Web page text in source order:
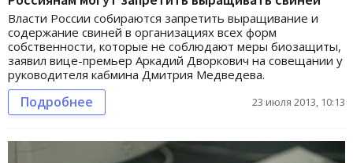
Власти России собираются запретить выращивание и
содержание свиней в организациях всех форм
собственности, которые не соблюдают меры биозащиты,
заявил вице-премьер Аркадий Дворкович на совещании у
руководителя кабмина Дмитрия Медведева.
Подробнее 23 июля 2013, 10:13